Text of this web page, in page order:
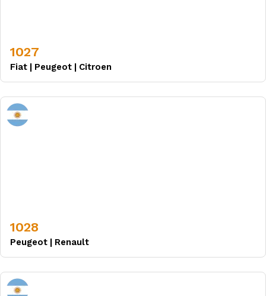
1027
Fiat | Peugeot | Citroen
1028
Peugeot | Renault